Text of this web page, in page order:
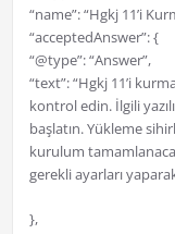
“name”: “Hgkj 11’i
“acceptedAnswer”: {
“@type”: “Answer”,
“text”: “Hgkj 11’i
kontrol edin. İlgili
başlatın. Yükleme
kurulum
gerekli ayarları
},